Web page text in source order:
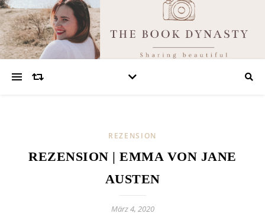
REZENSION
REZENSION | EMMA VON JANE
AUSTEN
März 4, 2020